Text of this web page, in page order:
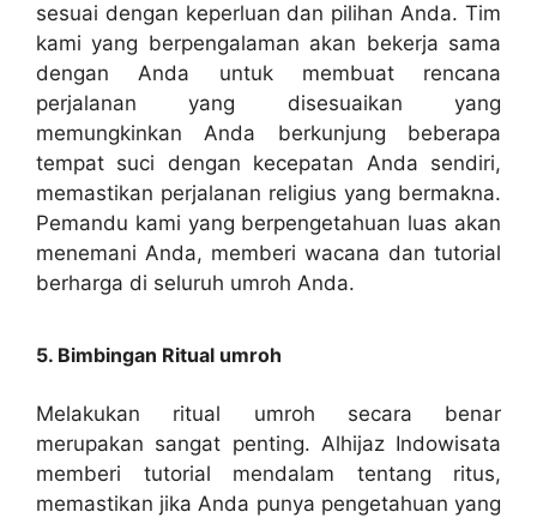
sesuai dengan keperluan dan pilihan Anda. Tim
kami yang berpengalaman akan bekerja sama
dengan Anda untuk membuat rencana
perjalanan yang disesuaikan yang
memungkinkan Anda berkunjung beberapa
tempat suci dengan kecepatan Anda sendiri,
memastikan perjalanan religius yang bermakna.
Pemandu kami yang berpengetahuan luas akan
menemani Anda, memberi wacana dan tutorial
berharga di seluruh umroh Anda.
5. Bimbingan Ritual umroh
Melakukan ritual umroh secara benar
merupakan sangat penting. Alhijaz Indowisata
memberi tutorial mendalam tentang ritus,
memastikan jika Anda punya pengetahuan yang